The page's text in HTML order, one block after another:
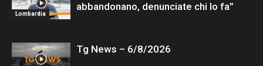
Lombardia
abbandonano, denunciate chi lo fa”
Tg News – 6/8/2026